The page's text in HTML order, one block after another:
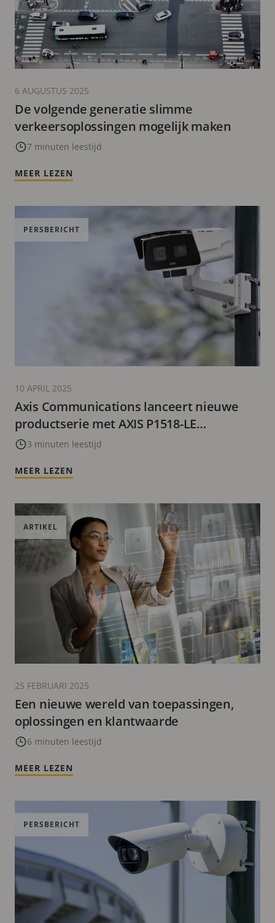
De volgende generatie slimme
verkeersoplossingen mogelijk maken
7 minuten leestijd
6 AUGUSTUS 2025
MEER LEZEN
Axis Communications lanceert nieuwe
productserie met AXIS P1518-LE
boxcamera
3 minuten leestijd
PERSBERICHT
10 APRIL 2025
MEER LEZEN
Een nieuwe wereld van toepassingen,
oplossingen en klantwaarde
6 minuten leestijd
ARTIKEL
25 FEBRUARI 2025
MEER LEZEN
PERSBERICHT